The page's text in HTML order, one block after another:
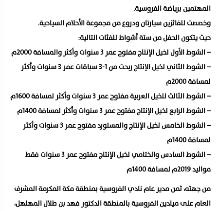
المهتمين برياضة الفروسية.
وخصصت للفائزين سيارتان ودروع من مجموعة الأحلام السياحية.
حيث يتكون الحفل من ستة أشواط للفئات التالية:
– الشوط الأول لخيل الإنتاج مفتوح عمر 3 سنوات وأكثر والمسافة 2000م
– الشوط الثاني لخيل الإنتاج ربحت من 1-3 سباقات عمر 3 سنوات وأكثر
لمسافة 2000م
– الشوط الثالث للخيل العربية مفتوح عمر 3 سنوات وأكثر لمسافة 1600م
– الشوط الرابع لخيل الإنتاج مفتوح عمر 3 سنوات وأكثر لمسافة 1400م
– الشوط الخامس لخيل الإنتاج والمستورد مفتوح عمر 3 سنوات وأكثر
لمسافة 1400م
– الشوط السادس والختامي لخيل الإنتاج مفتوح عمر 3 سنوات فقط
مواليد 2019م لمسافة 1400م
من جهته، ثمن مدير عام نادي الفروسية بمنطقة مكة المكرمة المشرف
العام على ميادين الفروسية بالمنطقة الدكتور فهد بن طلال المهلهل،